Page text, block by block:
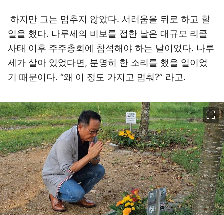
하지만 그는 멈추지 않았다. 서러움을 뒤로 하고 할
일을 했다. 나루세의 비보를 접한 날은 대규모 리콜
사태 이후 주주총회에 참석해야 하는 날이었다. 나루
세가 살아 있었다면, 분명히 한 소리를 했을 일이었
기 때문이다. “왜 이 정도 가지고 멈춰?” 라고.